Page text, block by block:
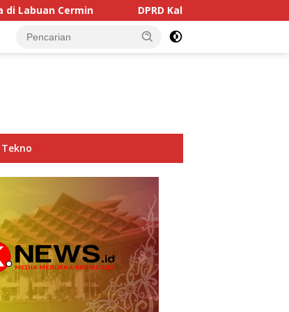
DPRD Kaltim Soroti Dominasi Truk Tambang di
Tekno